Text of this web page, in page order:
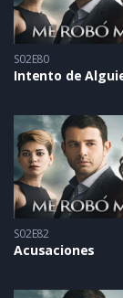
S02E80
Intento de
S02E82
Acusaciones